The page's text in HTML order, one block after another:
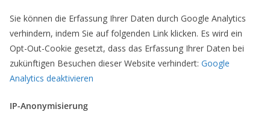
Sie können die Erfassung Ihrer Daten durch Google Analytics
verhindern, indem Sie auf folgenden Link klicken. Es wird ein
Opt-Out-Cookie gesetzt, dass das Erfassung Ihrer Daten bei
zukünftigen Besuchen dieser Website verhindert: Google
Analytics deaktivieren
IP-Anonymisierung